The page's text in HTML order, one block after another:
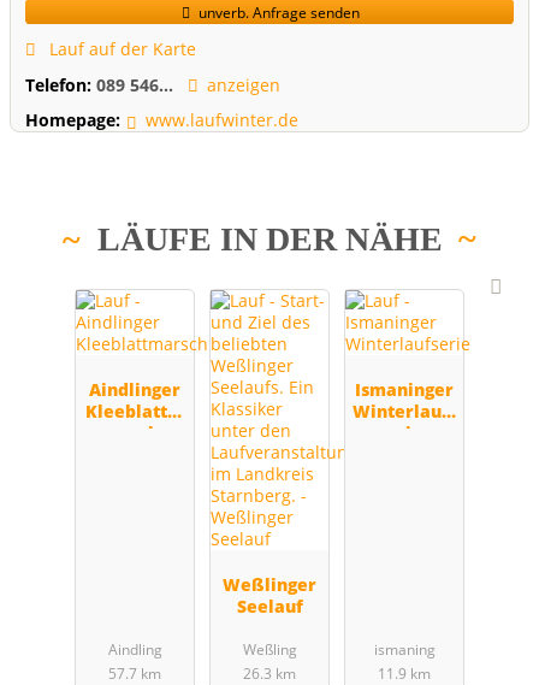
unverb. Anfrage senden
Lauf auf der Karte
Telefon: 089 546...
anzeigen
Homepage:
www.laufwinter.de
LÄUFE IN DER NÄHE
Aindlinger
Kleeblattm
arsch
Aindling
57.7 km
Weßlinger
Seelauf
Weßling
26.3 km
Ismaninger
Winterlaufs
erie
ismaning
11.9 km